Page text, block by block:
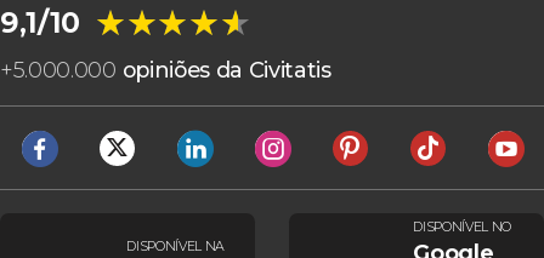
9,1/10 ★★★★★
★★★★★
+5.000.000 opiniões da Civitatis
DISPONÍVEL NA
DISPONÍVEL NO
Google